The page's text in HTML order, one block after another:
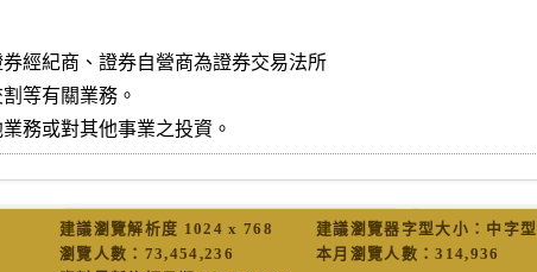
經紀商、證券自營商為證券交易法所
務或對其他事業之投資。
建議瀏覽解析度 1024 x 768 建議瀏覽器字型大小：中字型
瀏覽人數： 73,454,236 本月瀏覽人數：314,936